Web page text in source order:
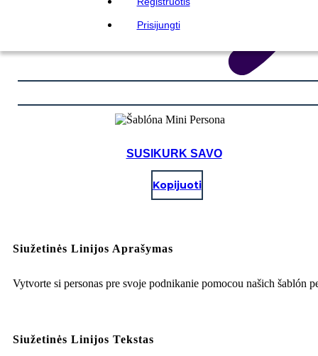
Prisijungti
SUSIKURK SAVO
Kopijuoti
Siužetinės Linijos Aprašymas
Vytvorte si personas pre svoje podnikanie pomocou našich šablón
Siužetinės Linijos Tekstas